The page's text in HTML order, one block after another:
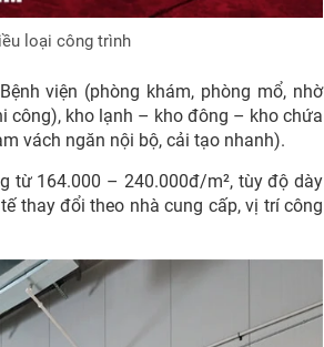
loại công trình
viện (phòng khám, phòng mổ, nhờ
công), kho lạnh – kho đông – kho chứa
vách ngăn nội bộ, cải tạo nhanh).
từ 164.000 – 240.000đ/m², tùy độ dày
thay đổi theo nhà cung cấp, vị trí công